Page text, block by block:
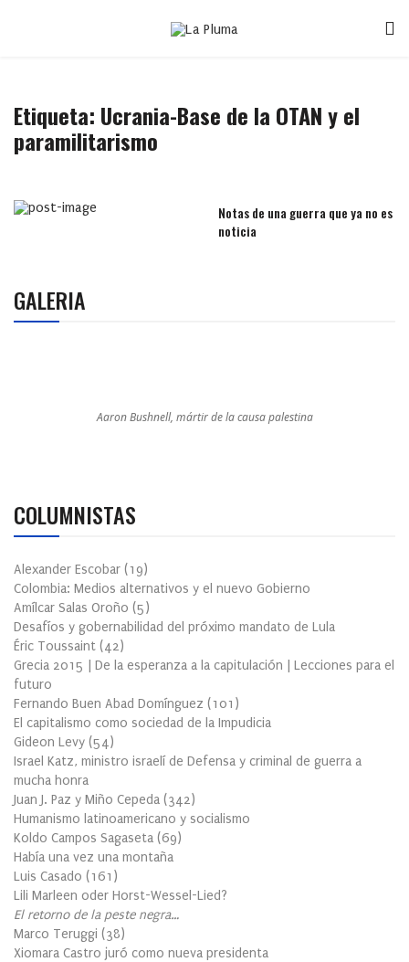
Etiqueta: Ucrania-Base de la OTAN y el
paramilitarismo
Notas de una guerra que ya no es
noticia
GALERIA
Aaron Bushnell, mártir de la causa palestina
COLUMNISTAS
Alexander Escobar (19)
Colombia: Medios alternativos y el nuevo Gobierno
Amílcar Salas Oroño (5)
Desafíos y gobernabilidad del próximo mandato de Lula
Éric Toussaint (42)
Grecia 2015 | De la esperanza a la capitulación | Lecciones para el
futuro
Fernando Buen Abad Domínguez (101 )
El capitalismo como sociedad de la Impudicia
Gideon Levy (54)
Israel Katz, ministro israelí de Defensa y criminal de guerra a
mucha honra
Juan J. Paz y Miño Cepeda (342)
Humanismo latinoamericano y socialismo
Koldo Campos Sagaseta (69)
Había una vez una montaña
Luis Casado (161 )
Lili Marleen oder Horst-Wessel-Lied?
El retorno de la peste negra…
Marco Teruggi (38)
Xiomara Castro juró como nueva presidenta